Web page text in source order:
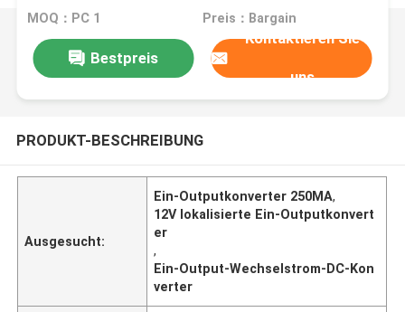
MOQ：PC 1 Preis：Bargain
Bestpreis
Kontaktieren Sie
uns
PRODUKT-BESCHREIBUNG
Ausgesucht:
Ein-Outputkonverter 250MA,
12V lokalisierte Ein-Outputkonvert
er
,
Ein-Output-Wechselstrom-DC-Kon
verter